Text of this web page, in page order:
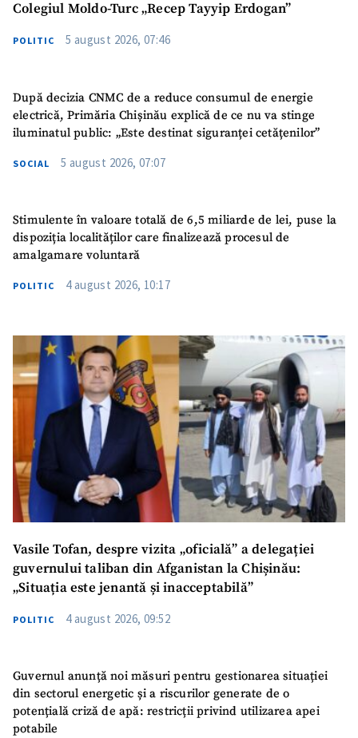
Colegiul Moldo-Turc „Recep Tayyip Erdogan”
POLITIC 5 august 2026, 07:46
După decizia CNMC de a reduce consumul de energie
electrică, Primăria Chișinău explică de ce nu va stinge
iluminatul public: „Este destinat siguranței cetățenilor”
SOCIAL 5 august 2026, 07:07
Stimulente în valoare totală de 6,5 miliarde de lei, puse la
dispoziția localităților care finalizează procesul de
amalgamare voluntară
POLITIC 4 august 2026, 10:17
Vasile Tofan, despre vizita „oficială” a delegației
guvernului taliban din Afganistan la Chișinău:
„Situația este jenantă și inacceptabilă”
POLITIC 4 august 2026, 09:52
Guvernul anunță noi măsuri pentru gestionarea situației
din sectorul energetic și a riscurilor generate de o
potențială criză de apă: restricții privind utilizarea apei
potabile